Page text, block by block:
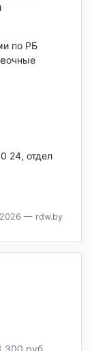
по РБ
24, отдел
— rdw.by